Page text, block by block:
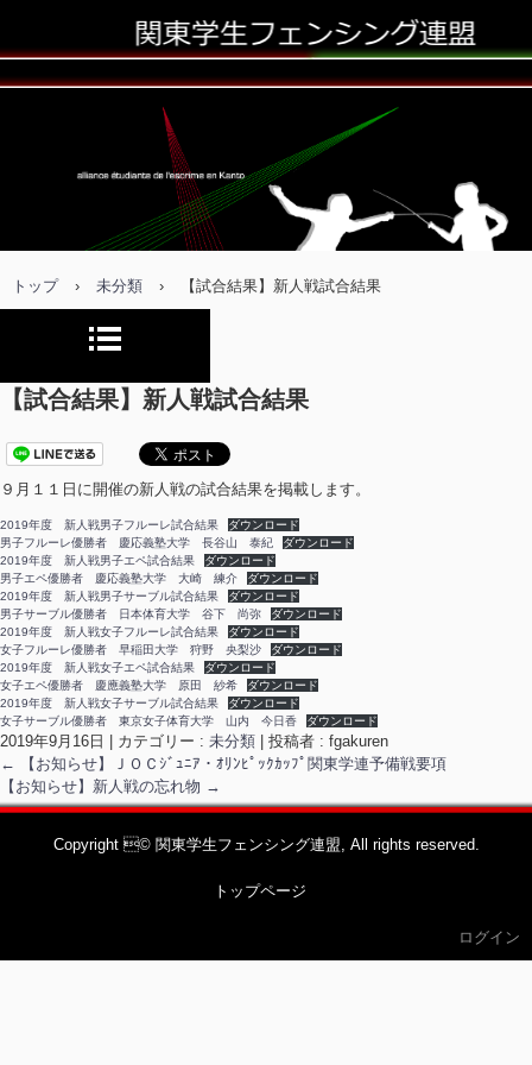
トップ › 未分類 › 【試合結果】新人戦試合結果
【試合結果】新人戦試合結果
９月１１日に開催の新人戦の試合結果を掲載します。
2019年度 新人戦男子フルーレ試合結果
ダウンロード
男子フルーレ優勝者 慶応義塾大学 長谷山 泰紀
ダウンロード
2019年度 新人戦男子エペ試合結果
ダウンロード
男子エペ優勝者 慶応義塾大学 大崎 練介
ダウンロード
2019年度 新人戦男子サーブル試合結果
ダウンロード
男子サーブル優勝者 日本体育大学 谷下 尚弥
ダウンロード
2019年度 新人戦女子フルーレ試合結果
ダウンロード
女子フルーレ優勝者 早稲田大学 狩野 央梨沙
ダウンロード
2019年度 新人戦女子エペ試合結果
ダウンロード
女子エペ優勝者 慶應義塾大学 原田 紗希
ダウンロード
2019年度 新人戦女子サーブル試合結果
ダウンロード
女子サーブル優勝者 東京女子体育大学 山内 今日香
ダウンロード
2019年9月16日 カテゴリー : 未分類
投稿者 : fgakuren
←
【お知らせ】ＪＯＣｼﾞｭﾆｱ・ｵﾘﾝﾋﾟｯｸｶｯﾌﾟ関東学連予備戦要項
【お知らせ】新人戦の忘れ物 →
Copyright © 関東学生フェンシング連盟, All rights reserved.
トップページ
ログイン